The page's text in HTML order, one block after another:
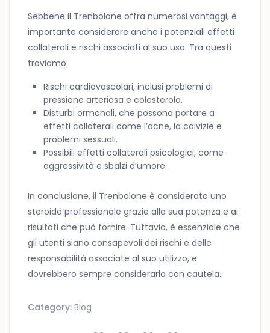
Sebbene il Trenbolone offra numerosi vantaggi, è
importante considerare anche i potenziali effetti
collaterali e rischi associati al suo uso. Tra questi
troviamo:
Rischi cardiovascolari, inclusi problemi di
pressione arteriosa e colesterolo.
Disturbi ormonali, che possono portare a
effetti collaterali come l’acne, la calvizie e
problemi sessuali.
Possibili effetti collaterali psicologici, come
aggressività e sbalzi d’umore.
In conclusione, il Trenbolone è considerato uno
steroide professionale grazie alla sua potenza e ai
risultati che può fornire. Tuttavia, è essenziale che
gli utenti siano consapevoli dei rischi e delle
responsabilità associate al suo utilizzo, e
dovrebbero sempre considerarlo con cautela.
Category:Blog